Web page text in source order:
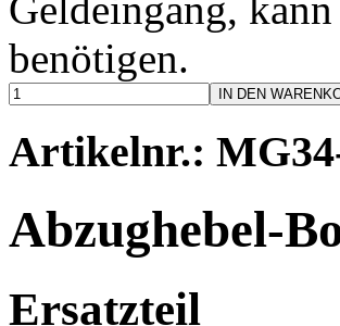
benötigen.
IN DEN
Artikelnr.:
Abzughebel-
Ersatzteil